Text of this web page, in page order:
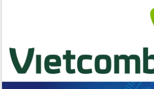
Huy giữ chức Bí thư Đảng ủy Ủy Ban
Nhân dân tỉnh
Bệnh án điện tử thúc đẩy chuyển đổi
số y tế tại Đắk Lắk